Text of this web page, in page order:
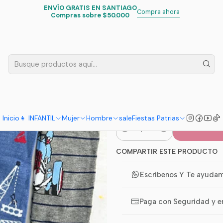
Inicio 👧 INFANTIL Mujer Hombre saleFiestas Patrias
ENVÍO GRATIS EN SANTIAGO
Compras sobre $50.000
Compra ahora
Niños Ropa interior Pack 2 Panty Lana Niños
Pack 2
Cantidad
COMPARTIR ESTE PRODUCTO
Escribenos Y Te
Paga con Seguridad y